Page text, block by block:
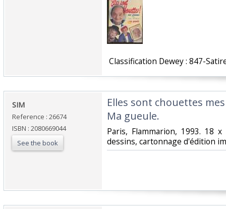
Classification Dewey : 847-
‎SIM‎
Reference : 26674
ISBN : 2080669044
See the book
‎Elles sont chouettes
Ma gueule.‎
‎Paris, Flammarion, 1993. 18
dessins, cartonnage d'édition